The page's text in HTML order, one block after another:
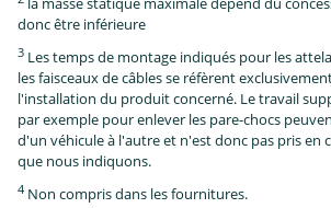
donc être inférieure
3 Les temps de montage indiqués pour les
les faisceaux de câbles se réfèrent
l'installation du produit concerné. Le travail
par exemple pour enlever les pare-chocs
d'un véhicule à l'autre et n'est donc pas pris en
que nous indiquons.
4 Non compris dans les fournitures.